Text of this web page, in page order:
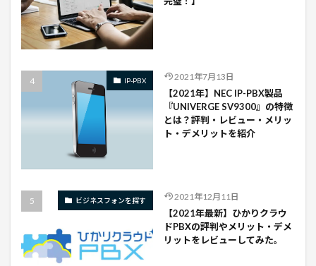
IP-PBX 2021年7月13日
【2021年】NEC IP-PBX製品
『UNIVERGE SV9300』の特徴
とは？評判・レビュー・メリッ
ト・デメリットを紹介
ビジネスフォンを探す 2021年12月11日
【2021年最新】ひかりクラウ
ドPBXの評判やメリット・デメ
リットをレビューしてみた。